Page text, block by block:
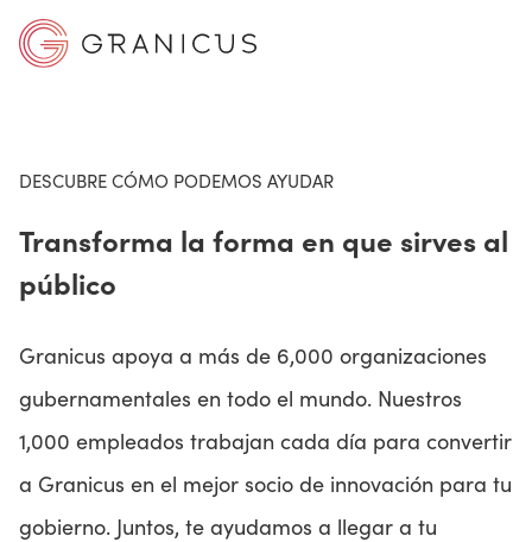
ACCEDE
DESCUBRE CÓMO PODEMOS AYUDAR
Transforma la forma en que sirves al
público
Granicus apoya a más de 6,000 organizaciones
gubernamentales en todo el mundo. Nuestros
1,000 empleados trabajan cada día para convertir
a Granicus en el mejor socio de innovación para tu
gobierno. Juntos, te ayudamos a llegar a tu